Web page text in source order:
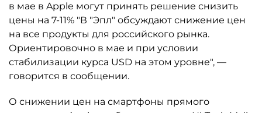
в мае в Apple могут принять решение снизить
цены на 7-11% "В "Эпл" обсуждают снижение цен
на все продукты для российского рынка.
Ориентировочно в мае и при условии
стабилизации курса USD на этом уровне", —
говорится в сообщении.
О снижении цен на смартфоны прямого